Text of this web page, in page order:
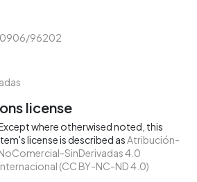
96202
license
where otherwised noted, this
license is described asAtribución-
SinDerivadas 4.0
(CC BY-NC-ND 4.0)